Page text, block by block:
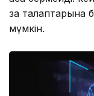
заң талаптарына
мүмкін.